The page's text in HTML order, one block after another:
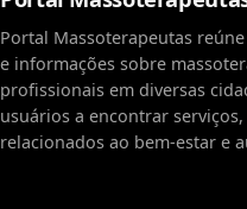
Portal Massoterapeutas
e informações sobre
profissionais em diversas
usuários a encontrar
relacionados ao bem-estar e